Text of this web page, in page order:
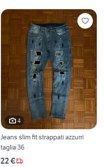
4
Jeans slim fit strappati azzurri
taglia 36
22 €